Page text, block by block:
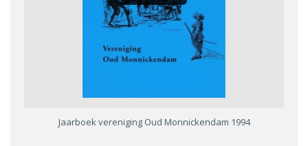
Jaarboek vereniging Oud Monnickendam 1994